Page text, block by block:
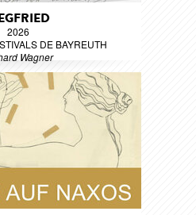
2026
DE BAYREUTH
Wagner